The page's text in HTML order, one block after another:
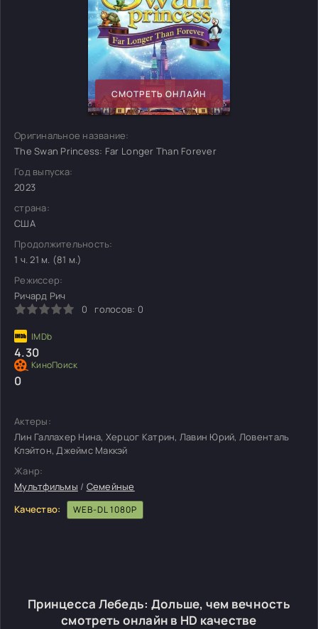
СМОТРЕТЬ ОНЛАЙН
Оригинальное название:
The Swan Princess: Far Longer Than Forever
Год выпуска:
2023
страна:
США
Продолжительность:
1 ч. 21 м. (81 м.)
Режиссер:
Ричард Рич
0
голосов: 0
4.30
0
Актеры:
Лин Галлахер Нина, Херцог Катрин, Лавин Юрий, Ловенталь
Клэйтон, Джеймс Маккэй
Жанр:
Мультфильмы / Семейные
Качество:
WEB-DL 1080P
Принцесса Лебедь: Дольше, чем вечность
смотреть онлайн в HD качестве